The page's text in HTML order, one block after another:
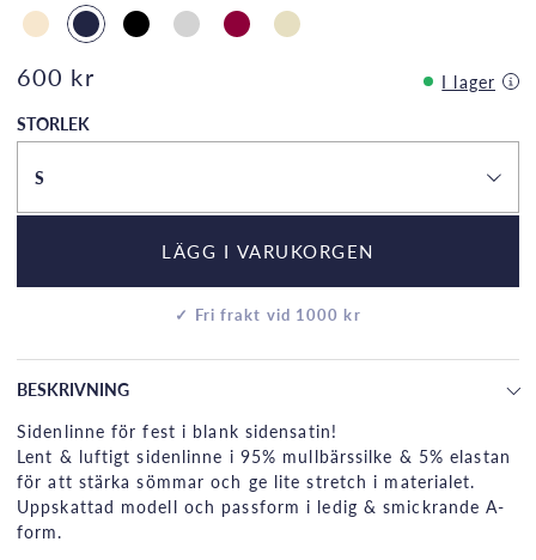
600 kr
I lager
STORLEK
S
LÄGG I VARUKORGEN
✓ Fri frakt vid 1000 kr
BESKRIVNING
Sidenlinne för fest i blank sidensatin!
Lent & luftigt sidenlinne i 95% mullbärssilke & 5% elastan
för att stärka sömmar och ge lite stretch i materialet.
Uppskattad modell och passform i ledig & smickrande A-
form.